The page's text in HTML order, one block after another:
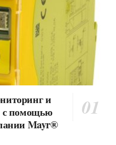
и
с помощью
Mayr®